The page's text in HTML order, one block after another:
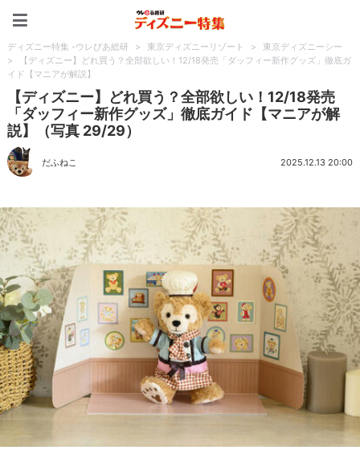
ディズニー特集 -ウレぴあ総研 > 東京ディズニーリゾート >
東京ディズニーシー
>
【ディズニー】どれ買う？全部欲しい！12/18発売「ダッフィー新作グッズ」徹底ガ
イド【マニアが解説】
【ディズニー】どれ買う？全部欲しい！12/18発売
「ダッフィー新作グッズ」徹底ガイド【マニアが解
説】（写真 29/29）
だふねこ 2025.12.13 20:00